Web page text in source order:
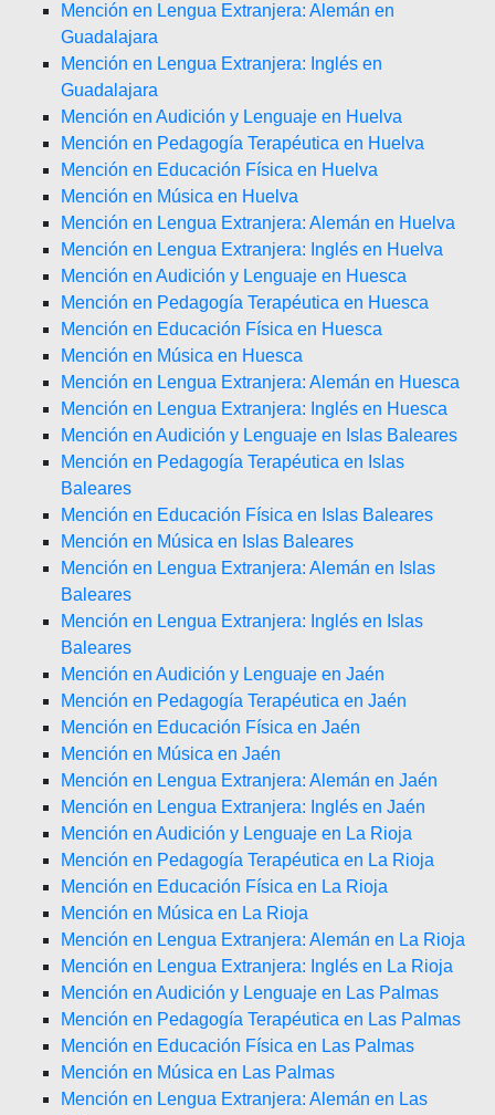
Mención en Lengua Extranjera: Alemán en
Guadalajara
Mención en Lengua Extranjera: Inglés en
Guadalajara
Mención en Audición y Lenguaje en Huelva
Mención en Pedagogía Terapéutica en Huelva
Mención en Educación Física en Huelva
Mención en Música en Huelva
Mención en Lengua Extranjera: Alemán en Huelva
Mención en Lengua Extranjera: Inglés en Huelva
Mención en Audición y Lenguaje en Huesca
Mención en Pedagogía Terapéutica en Huesca
Mención en Educación Física en Huesca
Mención en Música en Huesca
Mención en Lengua Extranjera: Alemán en Huesca
Mención en Lengua Extranjera: Inglés en Huesca
Mención en Audición y Lenguaje en Islas Baleares
Mención en Pedagogía Terapéutica en Islas
Baleares
Mención en Educación Física en Islas Baleares
Mención en Música en Islas Baleares
Mención en Lengua Extranjera: Alemán en Islas
Baleares
Mención en Lengua Extranjera: Inglés en Islas
Baleares
Mención en Audición y Lenguaje en Jaén
Mención en Pedagogía Terapéutica en Jaén
Mención en Educación Física en Jaén
Mención en Música en Jaén
Mención en Lengua Extranjera: Alemán en Jaén
Mención en Lengua Extranjera: Inglés en Jaén
Mención en Audición y Lenguaje en La Rioja
Mención en Pedagogía Terapéutica en La Rioja
Mención en Educación Física en La Rioja
Mención en Música en La Rioja
Mención en Lengua Extranjera: Alemán en La Rioja
Mención en Lengua Extranjera: Inglés en La Rioja
Mención en Audición y Lenguaje en Las Palmas
Mención en Pedagogía Terapéutica en Las Palmas
Mención en Educación Física en Las Palmas
Mención en Música en Las Palmas
Mención en Lengua Extranjera: Alemán en Las